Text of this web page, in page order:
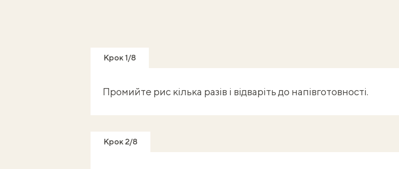
Крок 1/8
Промийте рис кілька разів і відваріть до напівготовності.
Крок 2/8